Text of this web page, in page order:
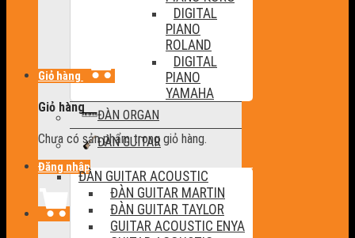
Giỏ hàng
Giỏ hàng
Chưa có sản phẩm trong giỏ hàng.
Đăng nhập
DIGITAL
PIANO
ROLAND
DIGITAL
PIANO
YAMAHA
ĐÀN ORGAN
ĐÀN GUITAR
ĐÀN GUITAR ACOUSTIC
ĐÀN GUITAR MARTIN
ĐÀN GUITAR TAYLOR
GUITAR ACOUSTIC ENYA